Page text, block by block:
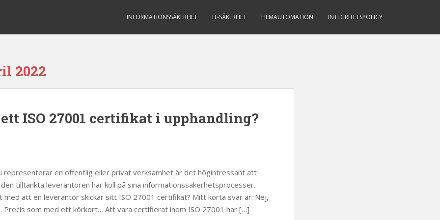
INFORMATIONSSÄKERHET IT-SÄKERHET HEMAUTOMATION INTEGRITETSPOLICY
2022
ISO 27001 certifikat i upphandling?
representerar en offentlig eller privat verksamhet är det högintressant att
tilltänkta leverantören har koll på sina informationssäkerhetsprocesser.
med att en leverantör skickar sitt ISO 27001 certifikat? Mitt korta svar är: Nej,
Precis som med ett körkort… Att vara certifierat inom ISO 27001 har […]